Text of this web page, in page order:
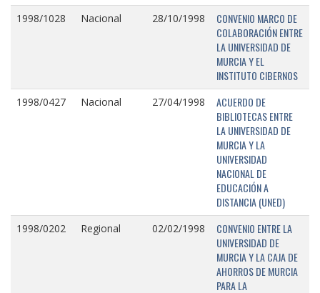
1998/1028 Nacional 28/10/1998
CONVENIO MARCO DE
COLABORACIÓN ENTRE
LA UNIVERSIDAD DE
MURCIA Y EL
INSTITUTO CIBERNOS
1998/0427 Nacional 27/04/1998
ACUERDO DE
BIBLIOTECAS ENTRE
LA UNIVERSIDAD DE
MURCIA Y LA
UNIVERSIDAD
NACIONAL DE
EDUCACIÓN A
DISTANCIA (UNED)
1998/0202 Regional 02/02/1998
CONVENIO ENTRE LA
UNIVERSIDAD DE
MURCIA Y LA CAJA DE
AHORROS DE MURCIA
PARA LA